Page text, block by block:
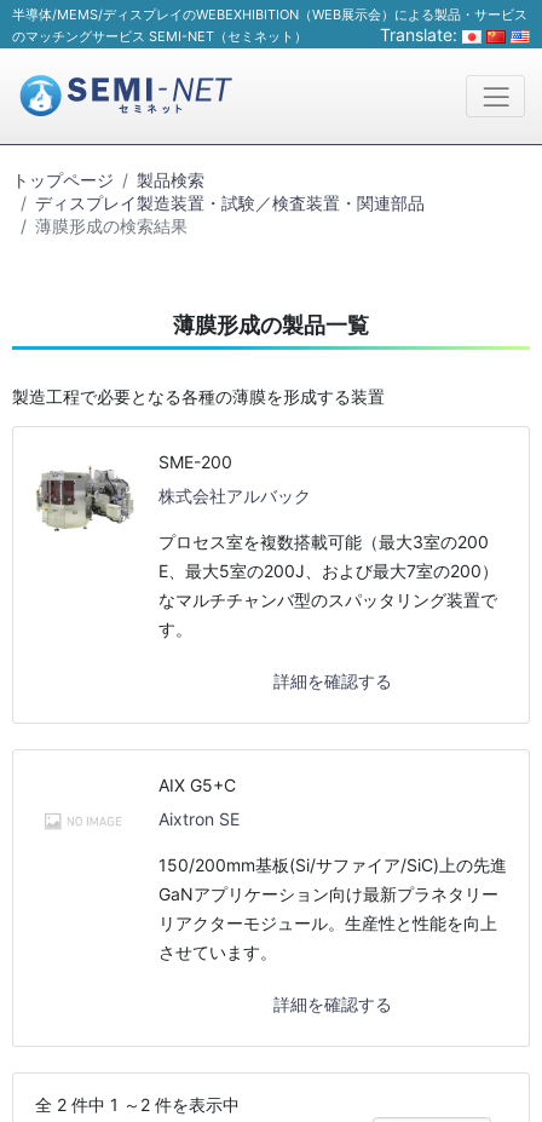
半導体/MEMS/ディスプレイのWEBEXHIBITION（WEB展示会）による製品・サービス
のマッチングサービス SEMI-NET（セミネット）
Translate:
トップページ
製品検索
ディスプレイ製造装置・試験／検査装置・関連部品
薄膜形成の検索結果
薄膜形成の製品一覧
製造工程で必要となる各種の薄膜を形成する装置
SME-200
株式会社アルバック
プロセス室を複数搭載可能（最大3室の200
E、最大5室の200J、および最大7室の200）
なマルチチャンバ型のスパッタリング装置で
す。
詳細を確認する
AIX G5+C
Aixtron SE
150/200mm基板(Si/サファイア/SiC)上の先進
GaNアプリケーション向け最新プラネタリー
リアクターモジュール。生産性と性能を向上
させています。
詳細を確認する
全 2 件中 1 ～2 件を表示中